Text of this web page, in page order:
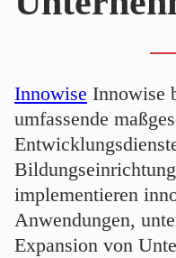
Innowise Innowise
umfassende
implementieren
Anwendungen,
Expansion von